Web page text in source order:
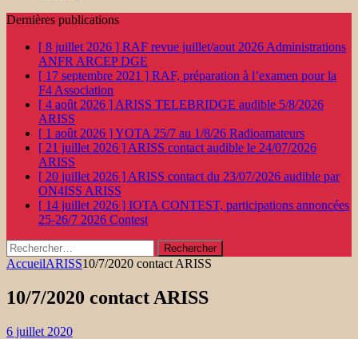
Dernières publications
[ 8 juillet 2026 ] RAF revue juillet/aout 2026 Administrations
ANFR ARCEP DGE
[ 17 septembre 2021 ] RAF, préparation à l’examen pour la
F4 Association
[ 4 août 2026 ] ARISS TELEBRIDGE audible 5/8/2026
ARISS
[ 1 août 2026 ]YOTA 25/7 au 1/8/26 Radioamateurs
[ 21 juillet 2026 ] ARISS contact audible le 24/07/2026
ARISS
[ 20 juillet 2026 ] ARISS contact du 23/07/2026 audible par
ON4ISS ARISS
[ 14 juillet 2026 ] IOTA CONTEST, participations annoncées
25-26/7 2026 Contest
Rechercher :
AccueilARISS10/7/2020 contact ARISS
10/7/2020 contact ARISS
6 juillet 2020